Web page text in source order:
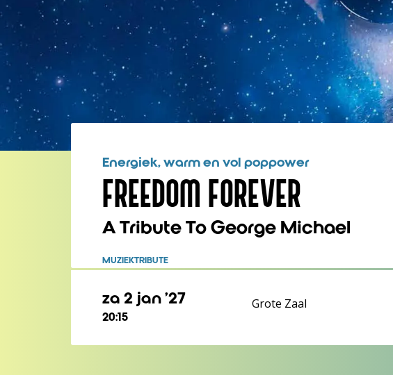
FREEDOM FOREVER
A Tribute To George Michael
Energiek, warm en vol poppower
MUZIEKTRIBUTE
za 2 jan ’27
20:15
Grote Zaal